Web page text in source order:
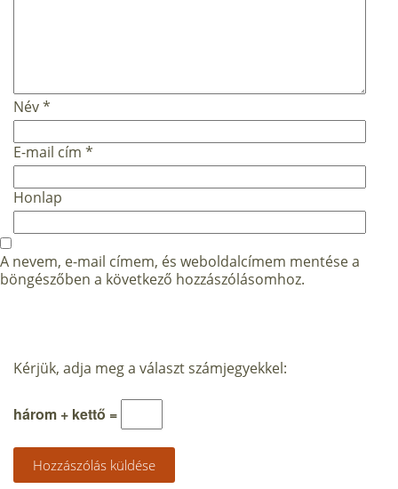
Név*
E-mail cím *
Honlap
A nevem, e-mail címem, és weboldalcímem mentése a
böngészőben a következő hozzászólásomhoz.
Kérjük, adja meg a választ számjegyekkel:
három + kettő =